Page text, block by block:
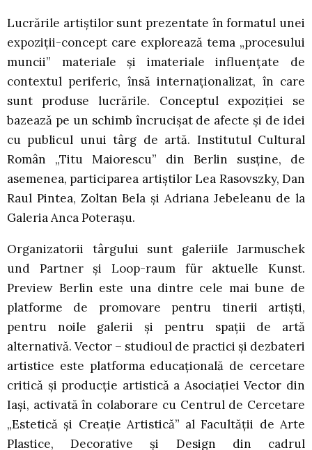
Lucrările artiştilor sunt prezentate în formatul unei
expoziţii-concept care explorează tema „procesului
muncii” materiale şi imateriale influenţate de
contextul periferic, însă internaţionalizat, în care
sunt produse lucrările. Conceptul expoziţiei se
bazează pe un schimb încrucişat de afecte şi de idei
cu publicul unui târg de artă. Institutul Cultural
Român „Titu Maiorescu” din Berlin susţine, de
asemenea, participarea artiştilor Lea Rasovszky, Dan
Raul Pintea, Zoltan Bela şi Adriana Jebeleanu de la
Galeria Anca Poteraşu.
Organizatorii târgului sunt galeriile Jarmuschek
und Partner şi Loop-raum für aktuelle Kunst.
Preview Berlin este una dintre cele mai bune de
platforme de promovare pentru tinerii artişti,
pentru noile galerii şi pentru spaţii de artă
alternativă. Vector – studioul de practici şi dezbateri
artistice este platforma educaţională de cercetare
critică şi producţie artistică a Asociaţiei Vector din
Iaşi, activată în colaborare cu Centrul de Cercetare
„Estetică şi Creaţie Artistică” al Facultăţii de Arte
Plastice, Decorative şi Design din cadrul